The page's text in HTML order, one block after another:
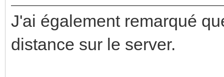
J'ai également remarqué
distance sur le server.